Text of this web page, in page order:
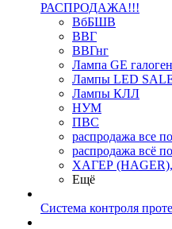
РАСПРОДАЖА!!!
ВбБШВ
ВВГ
ВВГнг
Лампа GE
Лампы LED
Лампы КЛЛ
НУМ
ПВС
распродажа все
распродажа всё
ХАГЕР
Ещё
Система контроля